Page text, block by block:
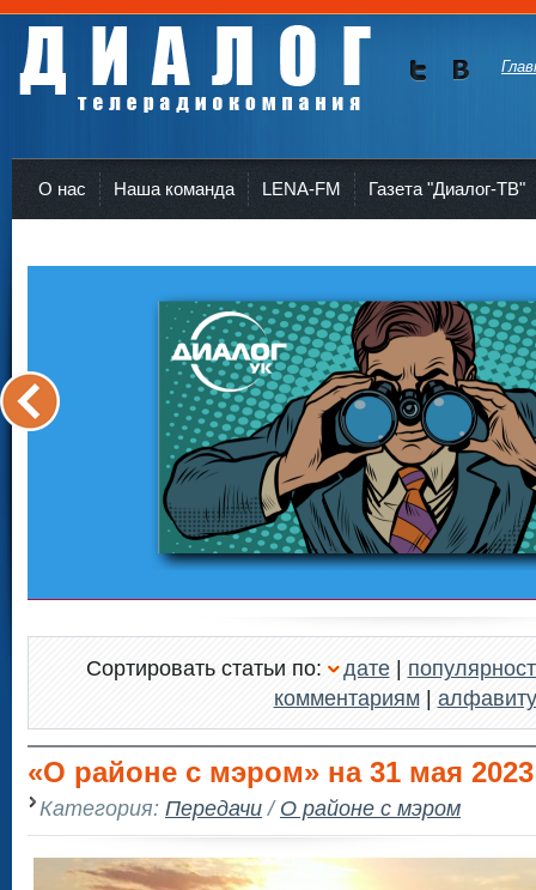
О нас Наша команда LENA-FM Газета "Диалог-ТВ"
Сортировать статьи по: дате|
комментариям| алфавиту
«О районе с мэром» на 31 мая 2023
Категория: Передачи/О районе с мэром